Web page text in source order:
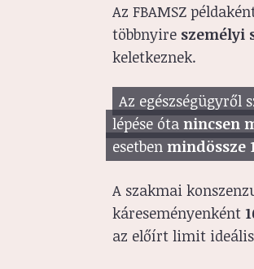
Az FBAMSZ
többnyire személyi
keletkeznek.
Az egészségügyről
lépése óta nincsen
esetben mindössze
A szakmai
káreseményenként
az előírt limit ideális